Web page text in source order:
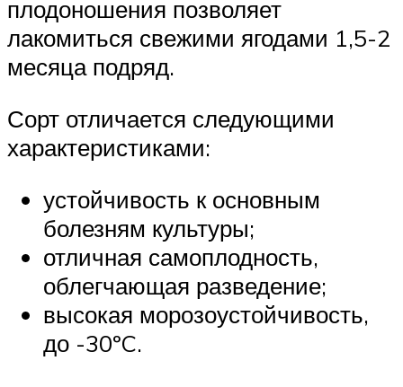
плодоношения позволяет
лакомиться свежими ягодами 1,5-2
месяца подряд.
Сорт отличается следующими
характеристиками:
устойчивость к основным
болезням культуры;
отличная самоплодность,
облегчающая разведение;
высокая морозоустойчивость,
до -30ºC.